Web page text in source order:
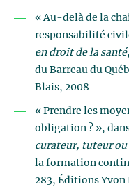
« Au-delà de la
responsabilité
en droit de la santé
du Barreau du
Blais, 2008
« Prendre les
obligation ? »,
curateur, tuteur
la formation
283, Éditions Yvon